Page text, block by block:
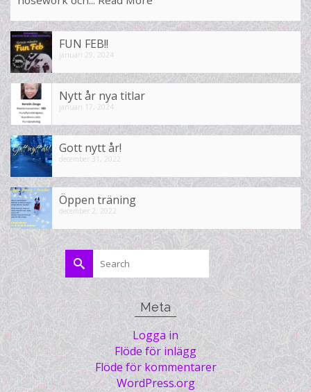
FUN FEB!!
januari 29, 2024
Nytt år nya titlar
januari 17, 2024
Gott nytt år!
december 31, 2022
Öppen träning
december 2, 2022
Search
for:
Meta
Logga in
Flöde för inlägg
Flöde för kommentarer
WordPress.org